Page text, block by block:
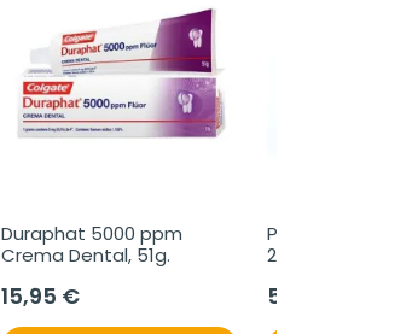
Duraphat 5000 ppm
Crema Dental, 51g.
15,95 €
Papilocare Gel
2x40ml.
55,95 €